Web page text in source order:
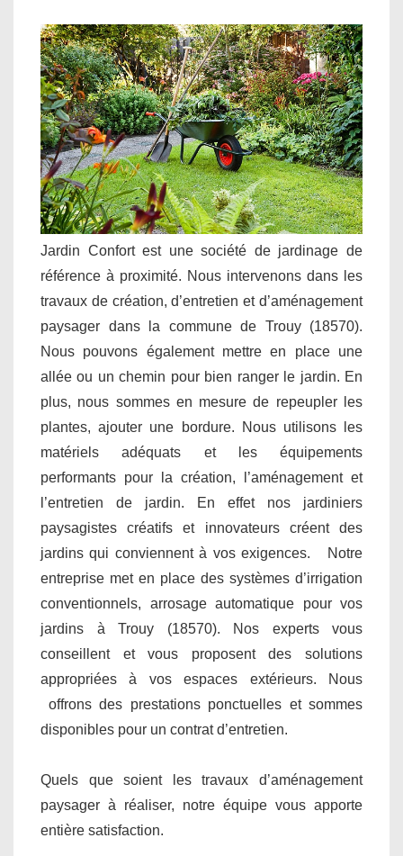
Jardin Confort est une société de jardinage de
référence à proximité. Nous intervenons dans les
travaux de création, d’entretien et d’aménagement
paysager dans la commune de Trouy (18570).
Nous pouvons également mettre en place une
allée ou un chemin pour bien ranger le jardin. En
plus, nous sommes en mesure de repeupler les
plantes, ajouter une bordure. Nous utilisons les
matériels adéquats et les équipements
performants pour la création, l’aménagement et
l’entretien de jardin. En effet nos jardiniers
paysagistes créatifs et innovateurs créent des
jardins qui conviennent à vos exigences. Notre
entreprise met en place des systèmes d’irrigation
conventionnels, arrosage automatique pour vos
jardins à Trouy (18570). Nos experts vous
conseillent et vous proposent des solutions
appropriées à vos espaces extérieurs. Nous
offrons des prestations ponctuelles et sommes
disponibles pour un contrat d’entretien.
Quels que soient les travaux d’aménagement
paysager à réaliser, notre équipe vous apporte
entière satisfaction.